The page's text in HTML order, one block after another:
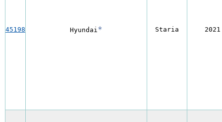
45198 Hyundai* Staria 2021